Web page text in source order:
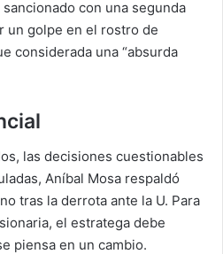
con una segunda
un golpe en el rostro de
considerada una “absurda
las decisiones cuestionables
Aníbal Mosa respaldó
tras la derrota ante la U. Para
el estratega debe
piensa en un cambio.